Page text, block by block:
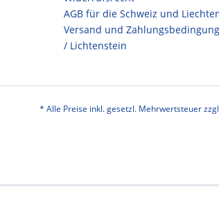
AGB für die Schweiz und
Versand und
/ Lichtenstein
* Alle Preise inkl. gesetzl. Mehrwertsteuer